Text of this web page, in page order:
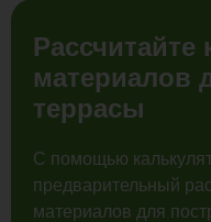
Рассчитайте
материалов
террасы
С помощью
предварительный
материалов для